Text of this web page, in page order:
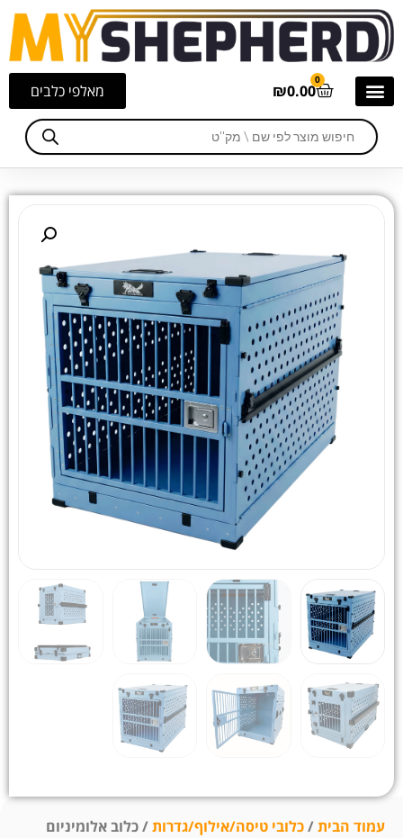
מאלפי כלבים ₪0.00
0
עמוד הבית/כלובי טיסה/אילוף/גדרות/ כלוב אלומיניום